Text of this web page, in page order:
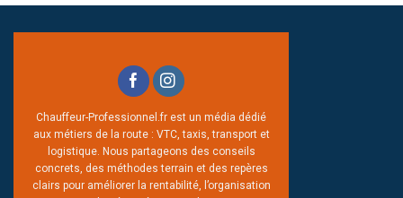
Chauffeur-Professionnel.fr est un média dédié
aux métiers de la route : VTC, taxis, transport et
logistique. Nous partageons des conseils
concrets, des méthodes terrain et des repères
clairs pour améliorer la rentabilité, l’organisation